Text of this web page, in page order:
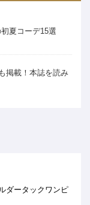
夏コーデ15選
掲載！本誌を読み
ダータックワンピ